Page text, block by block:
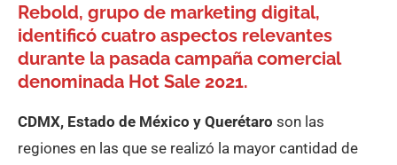
Rebold, grupo de marketing digital,
identificó cuatro aspectos relevantes
durante la pasada campaña comercial
denominada Hot Sale 2021.
CDMX, Estado de México y Querétaro son las
regiones en las que se realizó la mayor cantidad de